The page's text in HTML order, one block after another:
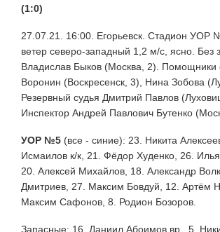
(1:0)
27.07.21. 16:00. Егорьевск. Стадион УОР
ветер северо-западный 1,2 м/с, ясно. Без
Владислав Быков (Москва, 2). Помощники
Воронин (Воскресенск, 3), Нина Зобова
Резервный судья Дмитрий Павлов
Инспектор Андрей Павлович Бутенко
УОР №5 (все - синие): 23. Никита
Исмаилов к/к, 21. Фёдор Худенко, 26.
20. Алексей Михайлов, 18. Александр
Дмитриев, 27. Максим Бовдуй, 12. Артём
Максим Сафонов, 8. Родион Бозоров.
Запасные: 16. Даниил Абоимов вр., 5.